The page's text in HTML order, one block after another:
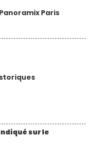
Paris
sur le